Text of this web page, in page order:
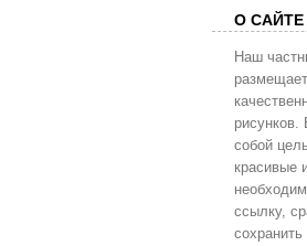
О САЙТЕ
Наш
рисунков.
собой
красивые
ссылку,